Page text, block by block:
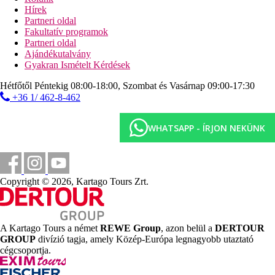
TV, valamint központilag szabályozott légkondicionáló
(májustól októberig). Fürdőszoba zuhanyzóval (méret: kb. 31
m²). A törölközőket naponta cserélik.
Prémium szoba (tengerre néző, erkélyes):
A szobák felszereltségéhez tartozik egy king size ágy, egy
franciaágy, két egyszemélyes ágy vagy egy egyszemélyes ágy,
egy kanapéágy, egy gyermekágy (ingyenes), konyhasarok, fűtés
(központi), erkély, internet (ingyenes) és műholdas adás.
Síkképernyős TV, valamint központilag szabályozott
légkondicionáló (májustól októberig). Fürdőszoba zuhanyzóval
A szobák kanapéággyal, konyhasarokkal és fűtéssel (központi)
rendelkeznek (méret: kb. 22 m²).
Távolságok
Távolság a tengerparttól
500 m
Városközpont
Hírek
Partneri oldal
Fakultatív programok
Partneri oldal
Ajándékutalvány
Gyakran Ismételt Kérdések
Hétfőtől Péntekig 08:00-18:00, Szombat és Vasárnap 09:00-17:30
+36 1/ 462-8-462
WHATSAPP - ÍRJON NEKÜNK
Copyright © 2026, Kartago Tours Zrt.
A Kartago Tours a német REWE Group, azon belül a DERTOUR
GROUP divízió tagja, amely Közép-Európa legnagyobb utaztató
cégcsoportja.